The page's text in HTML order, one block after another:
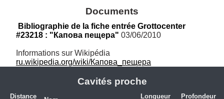
Documents
Bibliographie de la fiche entrée Grottocenter
#23218 : "Капова пещера" 03/06/2010
ru.wikipedia.org/wiki/Капова_пещера
Cavités proche
Distance
Longueur
Profondeur